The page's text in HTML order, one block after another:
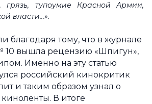
грязь, тупоумие Красной Армии,
власти...».
благодаря тому, что в журнале
10 вышла рецензию «Шпигун»,
Именно на эту статью
российский кинокритик
и таким образом узнал о
В итоге